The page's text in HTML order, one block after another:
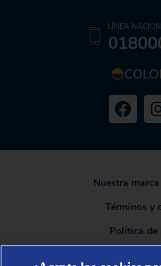
LÍNEA
Nuestra marca
Términos y
Política de